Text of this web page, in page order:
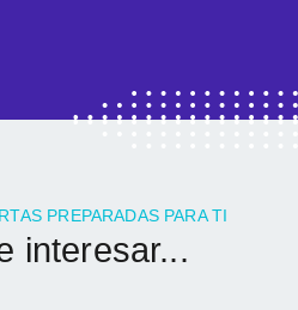
PREPARADAS PARA TI
interesar...